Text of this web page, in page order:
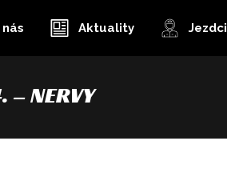
nás Aktuality Jezdci
– Nervy